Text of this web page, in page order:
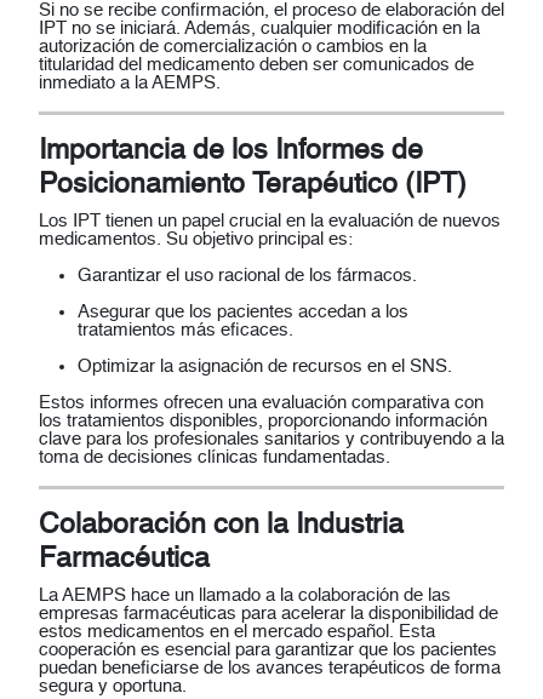
Si no se recibe confirmación, el proceso de elaboración del
IPT no se iniciará. Además, cualquier modificación en la
autorización de comercialización o cambios en la
titularidad del medicamento deben ser comunicados de
inmediato a la AEMPS.
Importancia de los Informes de
Posicionamiento Terapéutico (IPT)
Los IPT tienen un papel crucial en la evaluación de nuevos
medicamentos. Su objetivo principal es:
Garantizar el uso racional de los fármacos.
Asegurar que los pacientes accedan a los
tratamientos más eficaces.
Optimizar la asignación de recursos en el SNS.
Estos informes ofrecen una evaluación comparativa con
los tratamientos disponibles, proporcionando información
clave para los profesionales sanitarios y contribuyendo a la
toma de decisiones clínicas fundamentadas.
Colaboración con la Industria
Farmacéutica
La AEMPS hace un llamado a la colaboración de las
empresas farmacéuticas para acelerar la disponibilidad de
estos medicamentos en el mercado español. Esta
cooperación es esencial para garantizar que los pacientes
puedan beneficiarse de los avances terapéuticos de forma
segura y oportuna.